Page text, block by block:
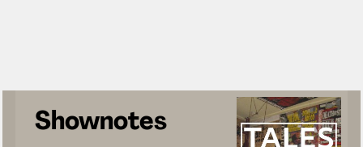
Shownotes